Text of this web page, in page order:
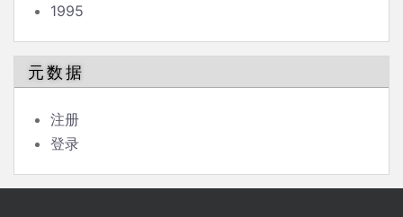
1995
元数据
注册
登录